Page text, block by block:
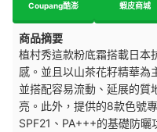
Coupang酷澎 蝦皮商城
商品摘要
植村秀這款粉底霜搭載日本
感。並且以山茶花籽精華為
並搭配容易流動、延展的質
亮。此外，提供的8款色號
SPF21、PA+++的基礎防